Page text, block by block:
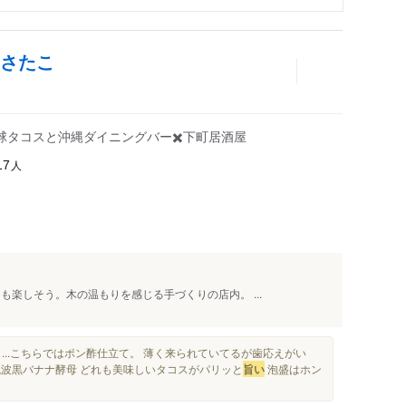
たこ
タコスと沖縄ダイニングバー✖️下町居酒屋
人
楽しそう。木の温もりを感じる手づくりの店内。 ...
こちらではポン酢仕立て。 薄く来られていてるが歯応えがい
黒バナナ酵母 どれも美味しいタコスがパリッと 旨い泡盛はホン